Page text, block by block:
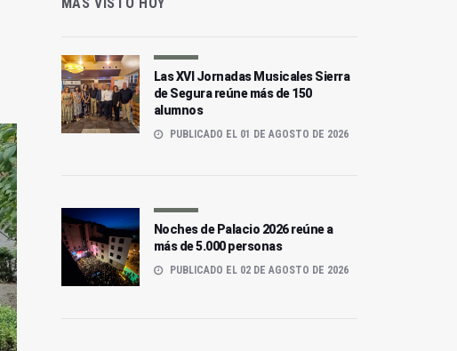
MÁS VISTO HOY
Las XVI Jornadas Musicales Sierra
de Segura reúne más de 150
alumnos
PUBLICADO EL 01 DE AGOSTO DE 2026
Noches de Palacio 2026 reúne a
más de 5.000 personas
PUBLICADO EL 02 DE AGOSTO DE 2026